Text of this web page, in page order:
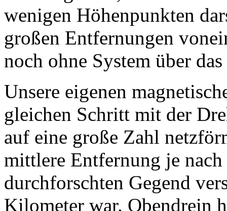
wenigen Höhenpunkten
großen Entfernungen
noch ohne System über
Unsere eigenen
gleichen Schritt mit der
auf eine große Zahl
mittlere Entfernung je
durchforschten Gegend
Kilometer war. Obendrein